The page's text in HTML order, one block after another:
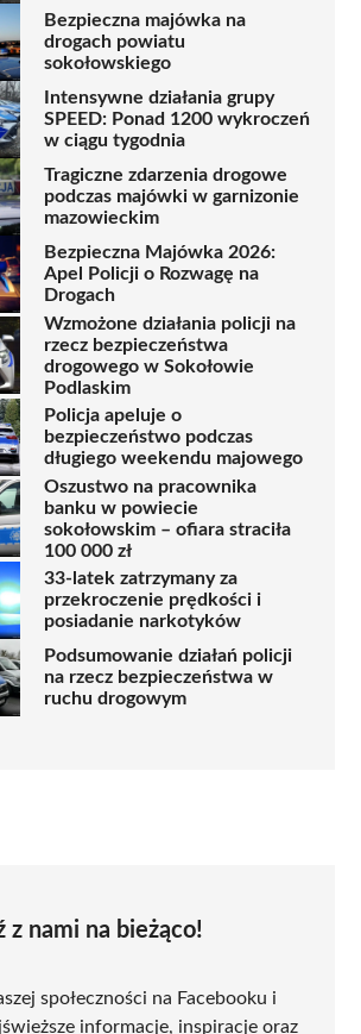
Bezpieczna majówka na
drogach powiatu
sokołowskiego
Intensywne działania grupy
SPEED: Ponad 1200 wykroczeń
w ciągu tygodnia
Tragiczne zdarzenia drogowe
podczas majówki w garnizonie
mazowieckim
Bezpieczna Majówka 2026:
Apel Policji o Rozwagę na
Drogach
Wzmożone działania policji na
rzecz bezpieczeństwa
drogowego w Sokołowie
Podlaskim
Policja apeluje o
bezpieczeństwo podczas
długiego weekendu majowego
Oszustwo na pracownika
banku w powiecie
sokołowskim – ofiara straciła
100 000 zł
33-latek zatrzymany za
przekroczenie prędkości i
posiadanie narkotyków
Podsumowanie działań policji
na rzecz bezpieczeństwa w
ruchu drogowym
z nami na bieżąco!
społeczności na Facebooku i
informacje, inspiracje oraz